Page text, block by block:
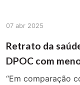
07 abr 2025
Retrato da
DPOC com
“Em comparação